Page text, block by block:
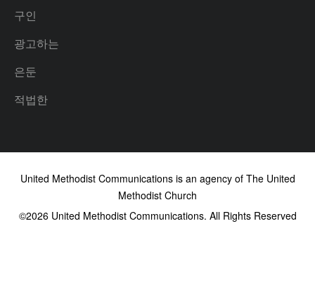
구인
광고하는
은둔
적법한
United Methodist Communications is an agency of The United
Methodist Church
©2026United Methodist Communications. All Rights Reserved